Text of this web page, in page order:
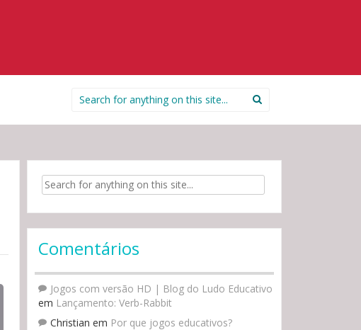
Search for:
Search for:
Comentários
Jogos com versão HD | Blog do Ludo Educativo
em Lançamento: Verb-Rabbit
Christian em Por que jogos educativos?